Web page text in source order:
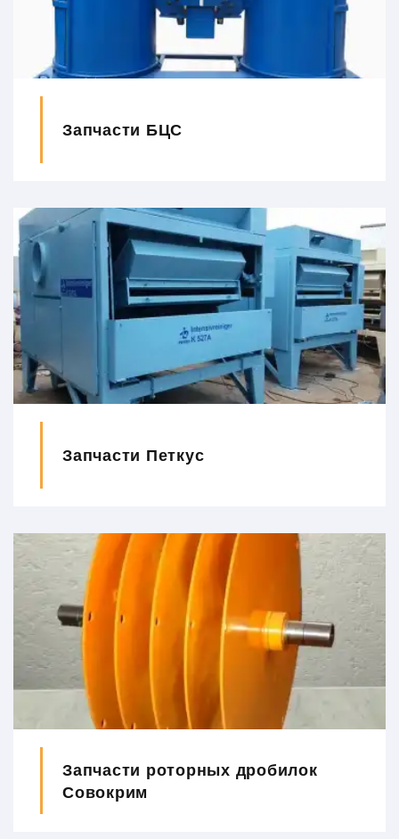
Запчасти БЦС
Запчасти Петкус
Запчасти роторных дробилок
Совокрим